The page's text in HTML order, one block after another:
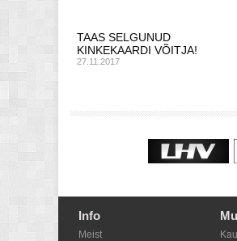
TAAS SELGUNUD
KINKEKAARDI VÕITJA!
27.11.2017
Info
Meist